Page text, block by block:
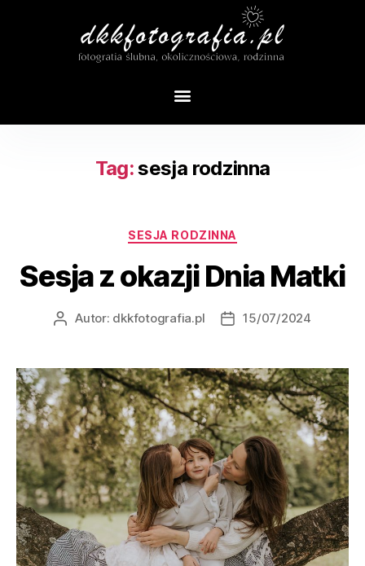
Tag:sesja rodzinna
SESJA RODZINNA
Sesja z okazji Dnia Matki
Autor: dkkfotografia.pl 15/07/2024